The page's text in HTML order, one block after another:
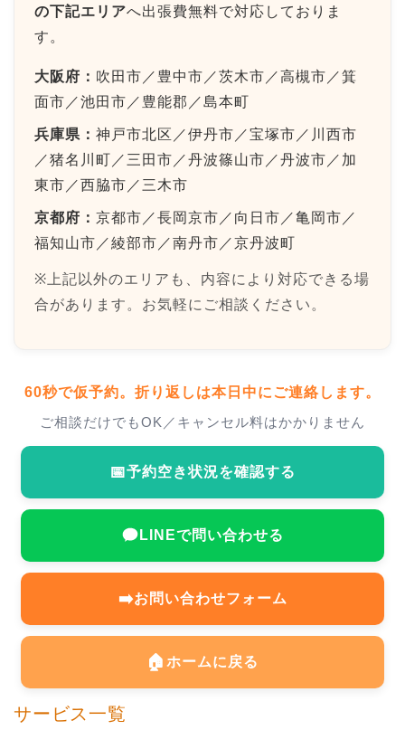
の下記エリアへ出張費無料で対応しておりま
す。
大阪府： 吹田市／豊中市／茨木市／高槻市／箕
面市／池田市／豊能郡／島本町
兵庫県： 神戸市北区／伊丹市／宝塚市／川西市
／猪名川町／三田市／丹波篠山市／丹波市／加
東市／西脇市／三木市
京都府： 京都市／長岡京市／向日市／亀岡市／
福知山市／綾部市／南丹市／京丹波町
※上記以外のエリアも、内容により対応できる場
合があります。お気軽にご相談ください。
60秒で仮予約。折り返しは本日中にご連絡します。
ご相談だけでもOK／キャンセル料はかかりません
📅予約空き状況を確認する
LINEで問い合わせる
➡️お問い合わせフォーム
🏠 ホームに戻る
サービス一覧